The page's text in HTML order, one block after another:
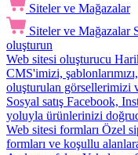
Siteler ve Mağazalar
Siteler ve Mağazalar
oluşturun
Web sitesi oluşturucu
CMS'imizi,
oluşturulan görsellerimizi
Sosyal satış Facebook,
yoluyla ürünlerinizi
Web sitesi formları Özel
formları ve koşullu